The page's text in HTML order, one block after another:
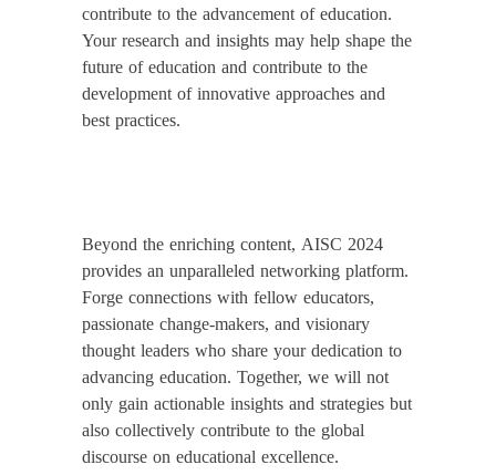
contribute to the advancement of education.
Your research and insights may help shape the
future of education and contribute to the
development of innovative approaches and
best practices.
Beyond the enriching content, AISC 2024
provides an unparalleled networking platform.
Forge connections with fellow educators,
passionate change-makers, and visionary
thought leaders who share your dedication to
advancing education. Together, we will not
only gain actionable insights and strategies but
also collectively contribute to the global
discourse on educational excellence.